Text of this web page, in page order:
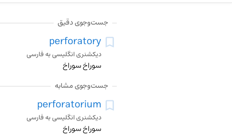
جست‌وجوی دقیق
perforatory
دیکشنری انگلیسی به فارسی
سوراخ سوراخ
جست‌وجوی مشابه
perforatorium
دیکشنری انگلیسی به فارسی
سوراخ سوراخ